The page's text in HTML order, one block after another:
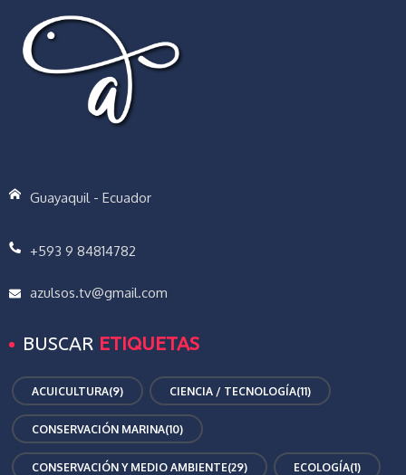
Guayaquil - Ecuador
+593 9 84814782
azulsos.tv@gmail.com
BUSCAR ETIQUETAS
ACUICULTURA(9) CIENCIA / TECNOLOGÍA(11)
CONSERVACIÓN MARINA(10)
CONSERVACIÓN Y MEDIO AMBIENTE(29) ECOLOGÍA(1)